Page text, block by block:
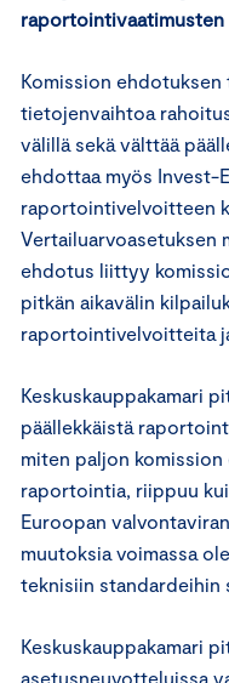
raportointivaatimusten
Komission
tietojenvaihtoa
välillä sekä välttää
ehdottaa myös Invest-
raportointivelvoitteen
Vertailuarvoasetuksen
ehdotus liittyy
pitkän aikavälin
raportointivelvoitteita
Keskuskauppakamari
päällekkäistä
miten paljon
raportointia, riippuu
Euroopan
muutoksia voimassa
teknisiin standardeihin
Keskuskauppakamari
asetusneuvotteluissa